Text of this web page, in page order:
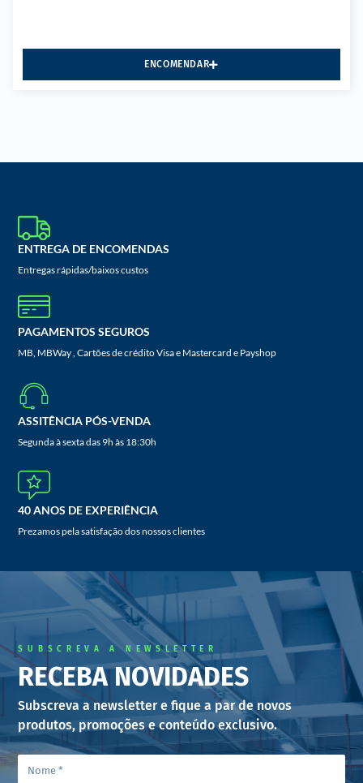
ENCOMENDAR
ENTREGA DE ENCOMENDAS
Entregas rápidas/baixos custos
PAGAMENTOS SEGUROS
MB, MBWay , Cartões de crédito Visa e Mastercard e Payshop
ASSITÊNCIA PÓS-VENDA
Segunda à sexta das 9h às 18:30h
40 ANOS DE EXPERIÊNCIA
Prezamos pela satisfação dos nossos clientes
SUBSCREVA A NEWSLETTER
RECEBA NOVIDADES
Subscreva a newsletter e fique a par de novos
produtos, promoções e conteúdo exclusivo.